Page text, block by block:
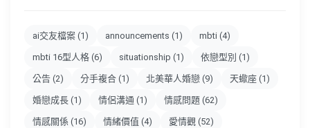
ai交友檔案 (1) announcements (1) mbti (4)
mbti 16型人格 (6) situationship (1) 依戀型別 (1)
公告 (2) 分手複合 (1) 北美華人婚戀 (9) 天蠍座 (1)
婚戀成長 (1) 情侶溝通 (1) 情感問題 (62)
情感關係 (16) 情緒價值 (4) 愛情觀 (52)